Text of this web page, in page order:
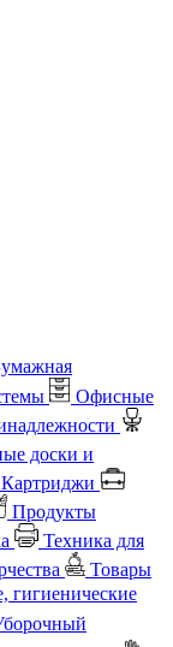
Офисные
доски и
Картриджи
Продукты
Техника для
Товары
гигиенические